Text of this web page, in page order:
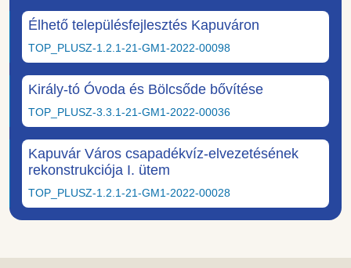
Élhető településfejlesztés Kapuváron
TOP_PLUSZ-1.2.1-21-GM1-2022-00098
Király-tó Óvoda és Bölcsőde bővítése
TOP_PLUSZ-3.3.1-21-GM1-2022-00036
Kapuvár Város csapadékvíz-elvezetésének
rekonstrukciója I. ütem
TOP_PLUSZ-1.2.1-21-GM1-2022-00028